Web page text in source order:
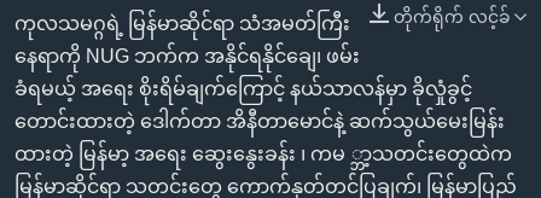
ကြည့်
ရန်
ရှာဖွေ
ရန်
နေရာ
သို့
ဘာသာစကားများ
တိုက်ရိုက် လင့်ခ်
ကုလသမဂ္ဂရဲ့ မြန်မာဆိုင်ရာ သံအမတ်ကြီး
နေရာကို NUG ဘက်က အနိုင်ရနိုင်ချေ၊ ဖမ်း
ခံရမယ့် အရေး စိုးရိမ်ချက်ကြောင့် နယ်သာလန်မှာ ခိုလှုံခွင့်
တောင်းထားတဲ့ ဒေါက်တာ အိနီတာမောင်နဲ့ ဆက်သွယ်မေးမြန်း
ထားတဲ့ မြန်မာ့ အရေး ဆွေးနွေးခန်း ၊ ကမ ္ဘာ့သတင်းတွေထဲက
မြန်မာဆိုင်ရာ သတင်းတွေ ကောက်နုတ်တင်ပြချက်၊ မြန်မာပြည်